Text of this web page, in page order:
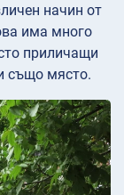
начин от
има много
приличащи
също място.